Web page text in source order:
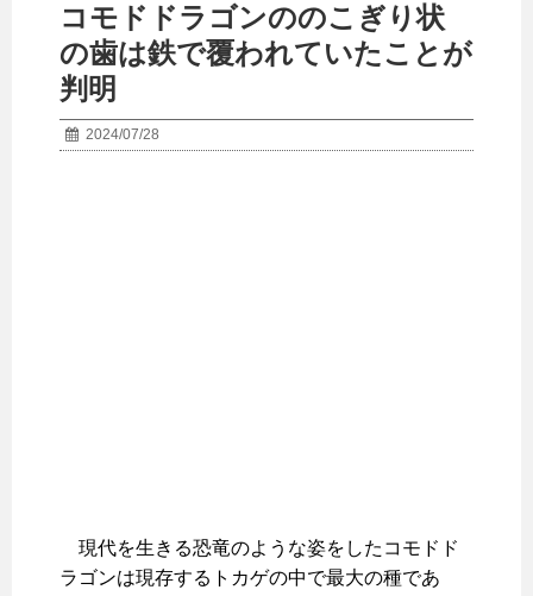
コモドドラゴンののこぎり状
の歯は鉄で覆われていたことが
判明
2024/07/28
現代を生きる恐竜のような姿をしたコモドド
ラゴンは現存するトカゲの中で最大の種であ